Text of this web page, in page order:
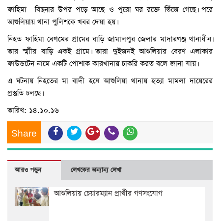
ফাহিমা বিছনার উপর পড়ে আছে ও পুরো ঘর রক্তে ভিঁজে গেছে। পরে
আশুলিয়ায় থানা পুলিশকে খবর দেয়া হয়।
নিহত ফাহিমা বেগমের গ্রামের বাড়ি জামালপুর জেলার মাদারগঞ্জ থানাধীন।
তার স্মাীর বাড়ি একই গ্রামে। তারা দুইজনই আশুলিয়ার বেরণ এলাকার
ফাউন্ডটেন নামে একটি পোশাক কারখানায় চাকরি করত বলে জানা যায়।
এ ঘটনায় নিহতের মা বাদী হযে আশুলিয়া থানায় হত্যা মামলা দায়েরের
প্রস্তুতি চলছে।
তারিখ: ১৪.১০.১৬
Share
আরও পড়ুন লেখকের অন্যান্য লেখা
আশুলিয়ায় চেয়ারম্যান প্রার্থীর গণসংযোগ